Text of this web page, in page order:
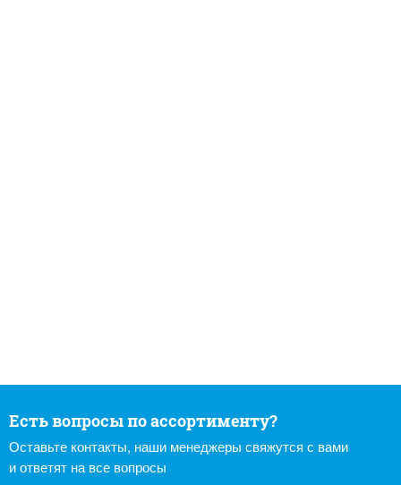
Есть вопросы по ассортименту?
Оставьте контакты, наши менеджеры свяжутся с вами
и ответят на все вопросы